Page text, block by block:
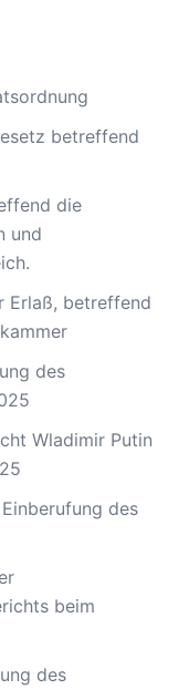
betreffend
die
und
Erlaß, betreffend
des
Wladimir Putin
des
beim
des